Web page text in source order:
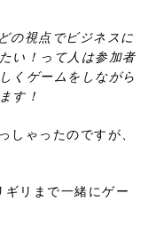
の視点でビジネスに
い！って人は参加者
くゲームをしながら
す！
しゃったのですが、
ギリまで一緒にゲー